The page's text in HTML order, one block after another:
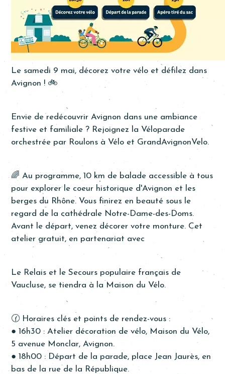
Le samedi 9 mai, décorez votre vélo et défilez dans
Avignon ! 🚲
Envie de redécouvrir Avignon dans une ambiance
festive et familiale ? Rejoignez la Véloparade
orchestrée par Roulons à Vélo et GrandAvignonVelo.
🌈 Au programme, 10 km de balade accessible à tous
pour explorer le coeur historique d'Avignon et les
berges du Rhône. Vous finirez en beauté sous le
regard de la cathédrale Notre-Dame-des-Doms.
Avant le départ, venez décorer votre monture. Cet
atelier gratuit, en partenariat avec
Le Relais et le Secours populaire français de
Vaucluse, se tiendra à la Maison du Vélo.
🕜 Horaires clés et points de rendez-vous :
● 16h30 : Atelier décoration de vélo, Maison du Vélo,
5 avenue Monclar, Avignon.
● 18h00 : Départ de la parade, place Jean Jaurès, en
bas de la rue de la République.